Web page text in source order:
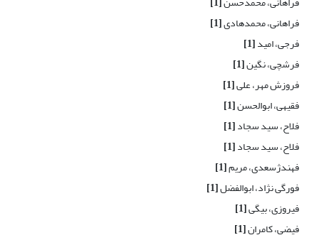
فراهانی، محمدهادی[1]
فرجی، امید[1]
فرشچی، نگین[1]
فروزش مهر، علی[1]
فقیهی، ابوالحسن[1]
فلاح، سید سجاد[1]
فلاح، سید سجاد[1]
فهندژسعدی، مریم[1]
فورگی نژاد، ابوالفضل[1]
فیروزی، بیگی[1]
فیضی، کامران[1]